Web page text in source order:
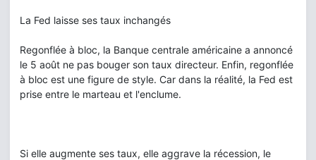
La Fed laisse ses taux inchangés
Regonflée à bloc, la Banque centrale américaine a annoncé
le 5 août ne pas bouger son taux directeur. Enfin, regonflée
à bloc est une figure de style. Car dans la réalité, la Fed est
prise entre le marteau et l'enclume.
Si elle augmente ses taux, elle aggrave la récession, le